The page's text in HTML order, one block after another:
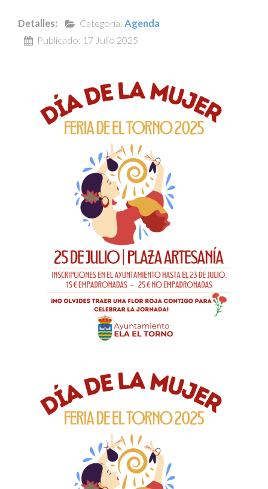
Detalles: Categoría: Agenda
Publicado: 17 Julio 2025